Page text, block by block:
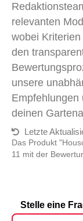
relevanten
wobei
den
unsere
Empfehlungen
deinen
Letzte
Das Produkt
11 mit der
Stelle eine